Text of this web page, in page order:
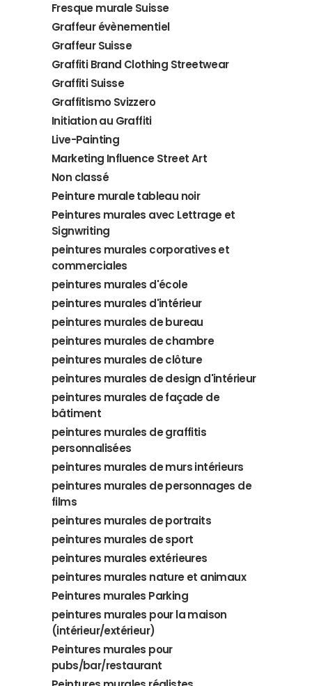
Fresque murale Suisse
Graffeur évènementiel
Graffeur Suisse
Graffiti Brand Clothing Streetwear
Graffiti Suisse
Graffitismo Svizzero
Initiation au Graffiti
Live-Painting
Marketing Influence Street Art
Non classé
Peinture murale tableau noir
Peintures murales avec Lettrage et
Signwriting
peintures murales corporatives et
commerciales
peintures murales d'école
peintures murales d'intérieur
peintures murales de bureau
peintures murales de chambre
peintures murales de clôture
peintures murales de design d'intérieur
peintures murales de façade de
bâtiment
peintures murales de graffitis
personnalisées
peintures murales de murs intérieurs
peintures murales de personnages de
films
peintures murales de portraits
peintures murales de sport
peintures murales extérieures
peintures murales nature et animaux
Peintures murales Parking
peintures murales pour la maison
(intérieur/extérieur)
Peintures murales pour
pubs/bar/restaurant